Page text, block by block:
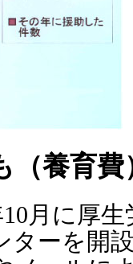
（養育費
月に厚
ターを開